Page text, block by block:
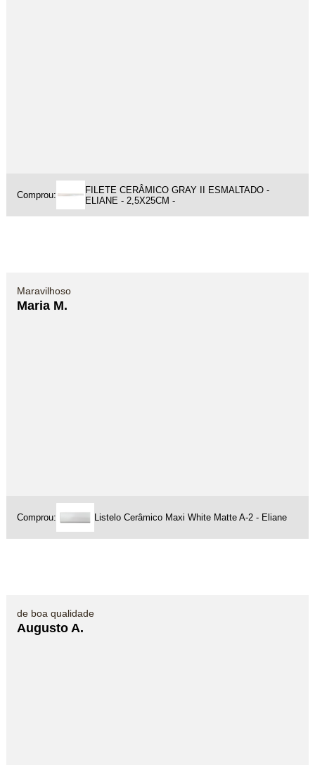
Comprou:
FILETE CERÂMICO GRAY II ESMALTADO -
ELIANE - 2,5X25CM -
Maravilhoso
Maria M.
Comprou: Listelo Cerâmico Maxi White Matte A-2 - Eliane
de boa qualidade
Augusto A.